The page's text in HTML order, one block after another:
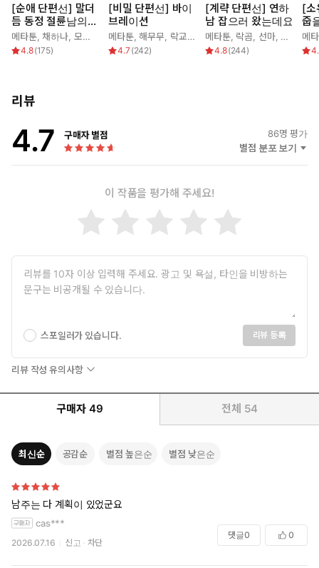
[순애 단편선] 말더
듬 동정 절륜남의
순애
메타툰,채하나 모게게 눈물점
4.8(175)
[비밀 단편선] 바이
브레이션
메타툰,해무무 락교보이 ,문정민
4.7 (242)
[계략 단편선] 연하
남 잡으러 왔는데요
메타툰, 락곰 선마, 연폭
4.8(244)
[소
줍
이
메
리뷰
4.7 구매자 별점 86명 평가
별점 분포 보기
이 작품을 평가해 주세요!
스포일러가 있습니다. 리뷰 등록
리뷰 작성 유의사항
구매자 49 전체 54
최신순 공감순 별점 높은순 별점 낮은순
남주는 다 계획이 있었군요
cas***
2026.07.16 신고 차단
댓글0 0